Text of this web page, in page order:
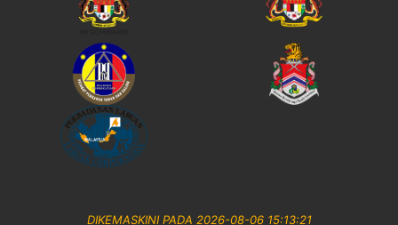
DIKEMASKINI PADA 2026-08-06 15:13:21